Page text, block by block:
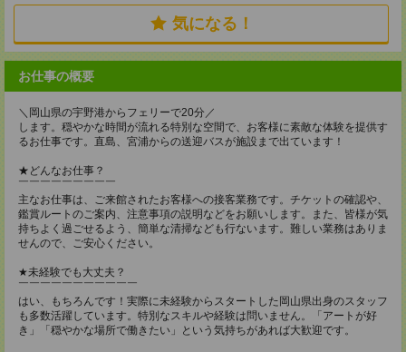
気になる！
お仕事の概要
＼岡山県の宇野港からフェリーで20分／
します。穏やかな時間が流れる特別な空間で、お客様に素敵な体験を提供す
るお仕事です。直島、宮浦からの送迎バスが施設まで出ています！
★どんなお仕事？
￣￣￣￣￣￣￣￣￣
主なお仕事は、ご来館されたお客様への接客業務です。チケットの確認や、
鑑賞ルートのご案内、注意事項の説明などをお願いします。また、皆様が気
持ちよく過ごせるよう、簡単な清掃なども行ないます。難しい業務はありま
せんので、ご安心ください。
★未経験でも大丈夫？
￣￣￣￣￣￣￣￣￣￣￣
はい、もちろんです！実際に未経験からスタートした岡山県出身のスタッフ
も多数活躍しています。特別なスキルや経験は問いません。「アートが好
き」「穏やかな場所で働きたい」という気持ちがあれば大歓迎です。